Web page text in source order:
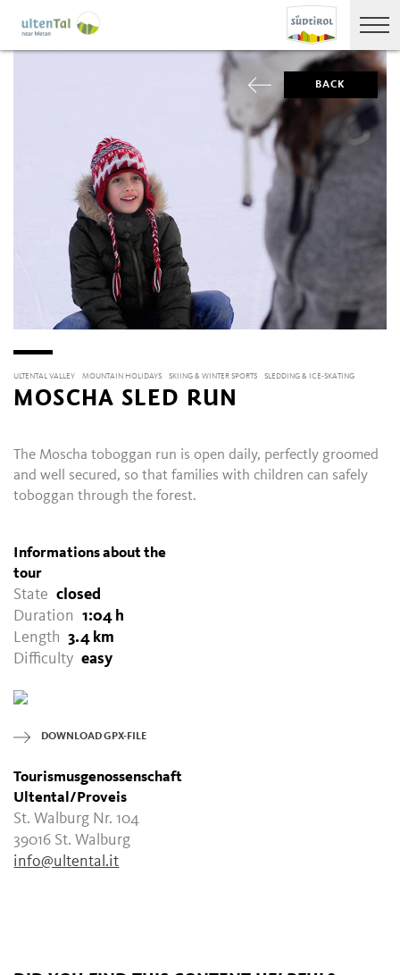
BACK
ULTENTAL VALLEY MOUNTAIN HOLIDAYS SKIING & WINTER SPORTS SLEDDING & ICE-SKATING
MOSCHA SLED RUN
The Moscha toboggan run is open daily, perfectly groomed
and well secured, so that families with children can safely
toboggan through the forest.
Informations about the
tour
State closed
Duration
1:04 h
Length 3.4 km
Difficulty easy
DOWNLOAD GPX-FILE
Tourismusgenossenschaft
Ultental/Proveis
St. Walburg Nr. 104
39016 St. Walburg
info@ultental.it